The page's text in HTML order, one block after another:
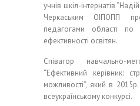
учнів шкіл-інтернатів
Черкаським ОІПОПП
педагогами області по
ефективності освітян.
Співатор навчально-
“Ефективний керівник:
можливості”, який в
всеукраїнському конкурсі.